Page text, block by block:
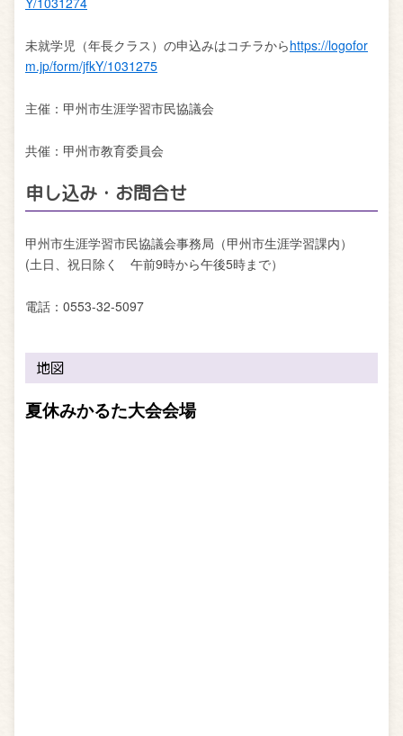
未就学児（年長クラス）の申込みはコチラからhttps://logofor
m.jp/form/jfkY/1031275
主催：甲州市生涯学習市民協議会
共催：甲州市教育委員会
申し込み・お問合せ
甲州市生涯学習市民協議会事務局（甲州市生涯学習課内）
(土日、祝日除く 午前9時から午後5時まで）
電話：0553-32-5097
地図
夏休みかるた大会会場